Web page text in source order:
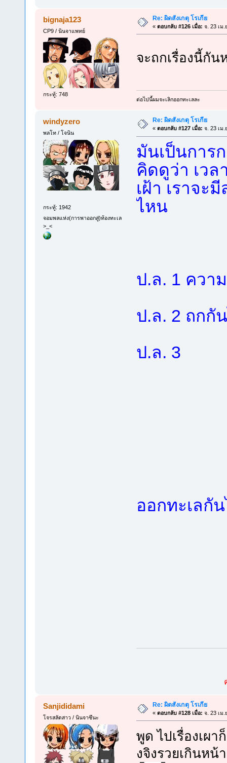
bignaja123
CP9 / นินจาแพทย์
กระทู้: 748
Re: ผิดสังเกตุ โรเกีย
« ตอบกลับ #126 เมื่อ: จ. 23 เม.
จะถกเรื่องนี้กั
ต่อไปนี้ผมจะเลิกออกทะเลละ
windyzero
พลโท / โจนิน
กระทู้: 1942
จอมพลแห่ง(การพาออกสู่)ท้องทะเล
>_<
Re: ผิดสังเกตุ โรเกีย
« ตอบกลับ #127 เมื่อ: จ. 23 เม.
มันเป็นการ
คิดดูว่า เว
เฝ้า เราจะ
ไหน
ป.ล. 1 คว
ป.ล. 2 ถกกั
ป.ล. 3
ออกทะเลกั
Sanjididami
โจรสลัดสาว / นินจาซึนะ
Re: ผิดสังเกตุ โรเกีย
« ตอบกลับ #128 เมื่อ: จ. 23 เม.
พูด ไปเรื่องเผ
งจิงรวยเกินหน้